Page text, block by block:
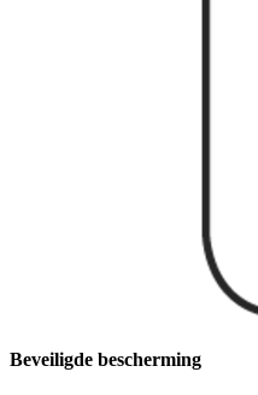
Beveiligde bescherming